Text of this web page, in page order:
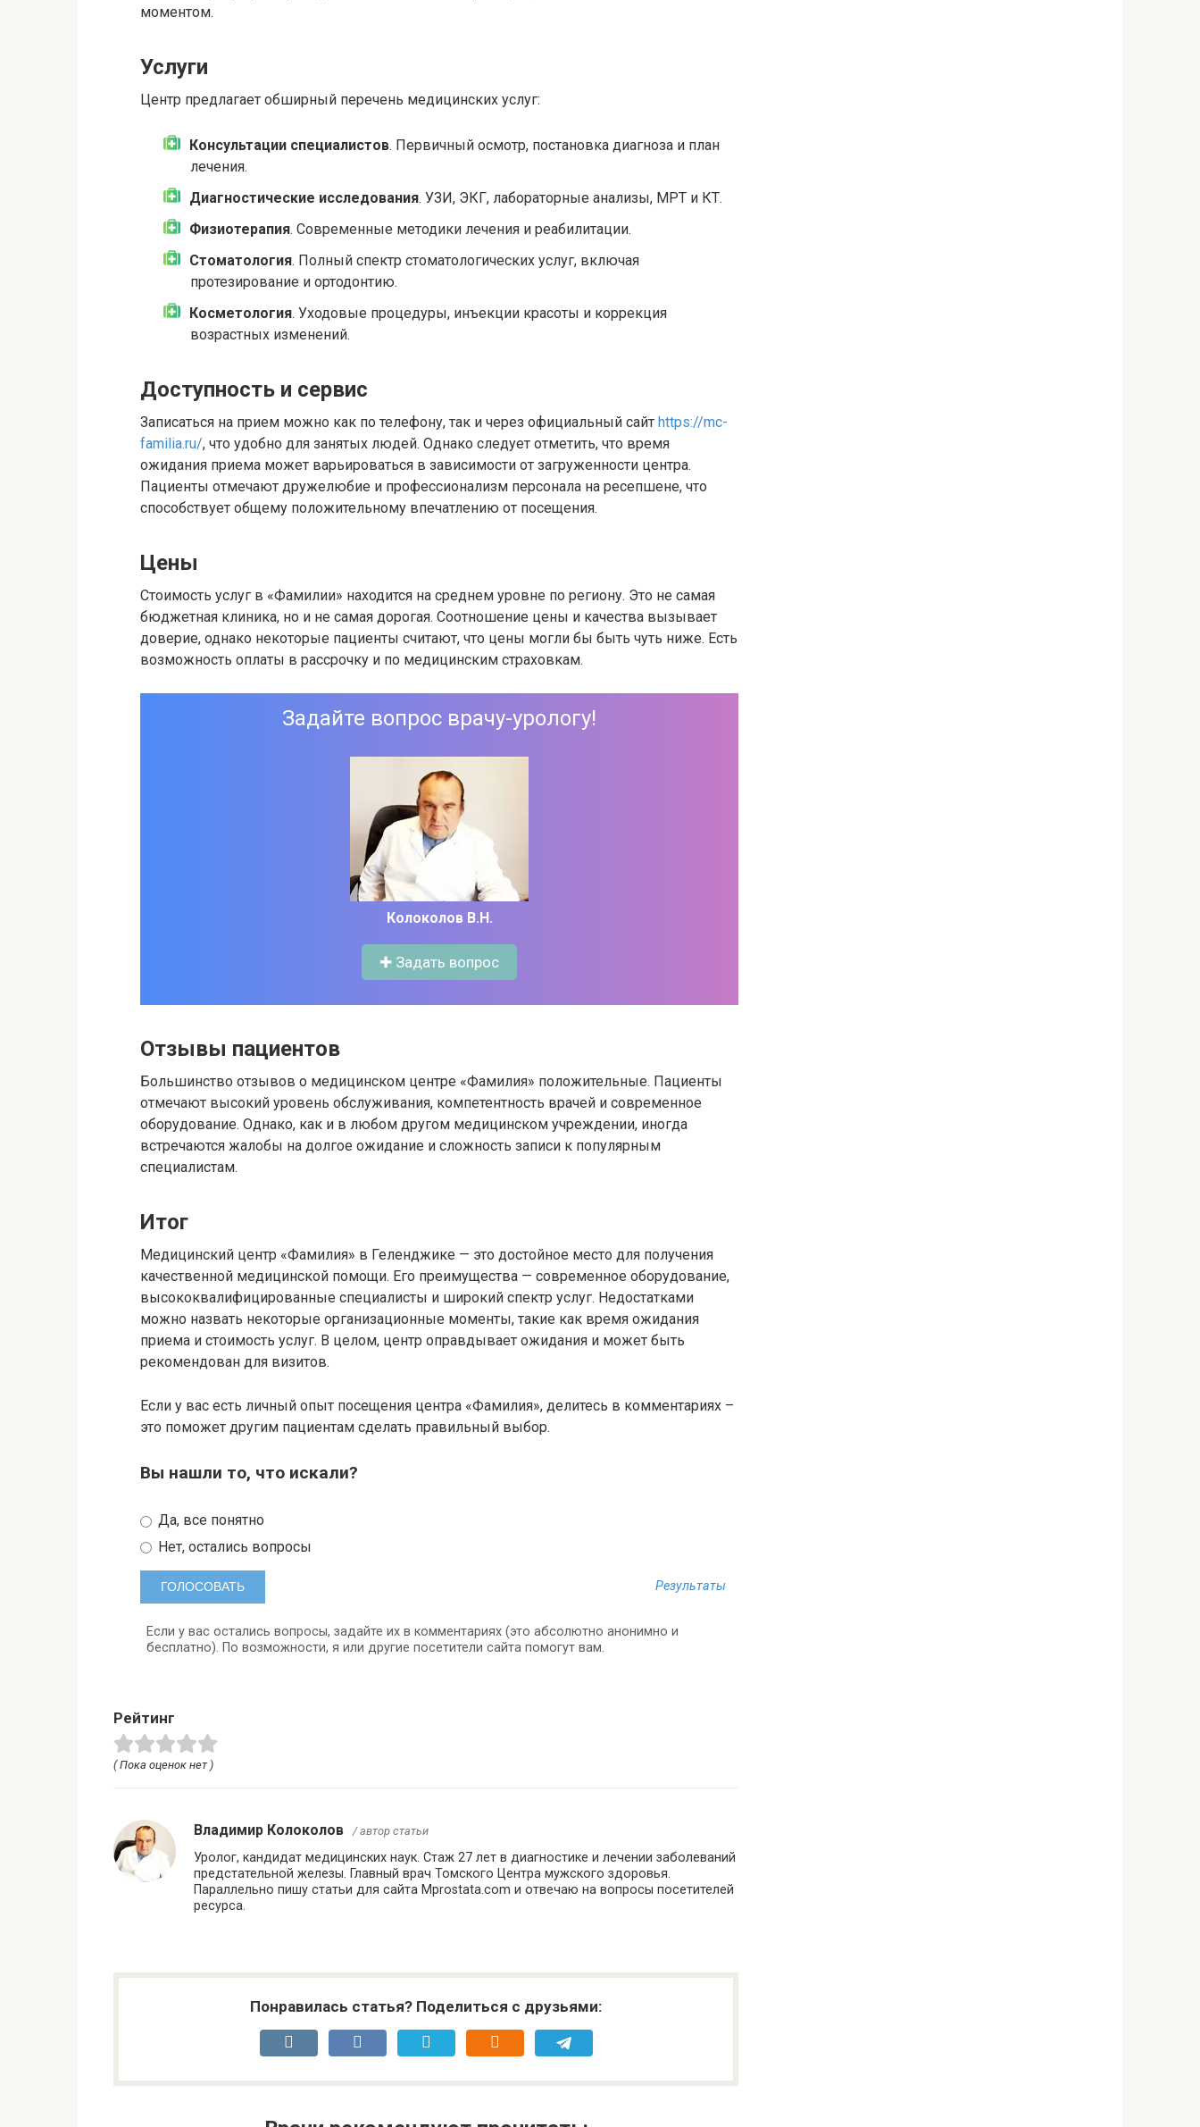
моментом.
Услуги
Центр предлагает обширный перечень медицинских услуг:
Консультации специалистов. Первичный осмотр, постановка диагноза и план
лечения.
Диагностические исследования. УЗИ, ЭКГ, лабораторные анализы, МРТ и КТ.
Физиотерапия. Современные методики лечения и реабилитации.
Стоматология. Полный спектр стоматологических услуг, включая
протезирование и ортодонтию.
Косметология. Уходовые процедуры, инъекции красоты и коррекция
возрастных изменений.
Доступность и сервис
Записаться на прием можно как по телефону, так и через официальный сайт https://mc-
familia.ru/, что удобно для занятых людей. Однако следует отметить, что время
ожидания приема может варьироваться в зависимости от загруженности центра.
Пациенты отмечают дружелюбие и профессионализм персонала на ресепшене, что
способствует общему положительному впечатлению от посещения.
Цены
Стоимость услуг в «Фамилии» находится на среднем уровне по региону. Это не самая
бюджетная клиника, но и не самая дорогая. Соотношение цены и качества вызывает
доверие, однако некоторые пациенты считают, что цены могли бы быть чуть ниже. Есть
возможность оплаты в рассрочку и по медицинским страховкам.
Задайте вопрос врачу-урологу!
Колоколов В.Н.
✚ Задать вопрос
Отзывы пациентов
Большинство отзывов о медицинском центре «Фамилия» положительные. Пациенты
отмечают высокий уровень обслуживания, компетентность врачей и современное
оборудование. Однако, как и в любом другом медицинском учреждении, иногда
встречаются жалобы на долгое ожидание и сложность записи к популярным
специалистам.
Итог
Медицинский центр «Фамилия» в Геленджике — это достойное место для получения
качественной медицинской помощи. Его преимущества — современное оборудование,
высококвалифицированные специалисты и широкий спектр услуг. Недостатками
можно назвать некоторые организационные моменты, такие как время ожидания
приема и стоимость услуг. В целом, центр оправдывает ожидания и может быть
рекомендован для визитов.
Если у вас есть личный опыт посещения центра «Фамилия», делитесь в комментариях –
это поможет другим пациентам сделать правильный выбор.
Вы нашли то, что искали?
Да, все понятно
Нет, остались вопросы
Результаты
Если у вас остались вопросы, задайте их в комментариях (это абсолютно анонимно и
бесплатно). По возможности, я или другие посетители сайта помогут вам.
Рейтинг
( Пока оценок нет )
Владимир Колоколов / автор статьи
Уролог, кандидат медицинских наук. Стаж 27 лет в диагностике и лечении заболеваний
предстательной железы. Главный врач Томского Центра мужского здоровья.
Параллельно пишу статьи для сайта Mprostata.com и отвечаю на вопросы посетителей
ресурса.
Понравилась статья? Поделиться с друзьями: